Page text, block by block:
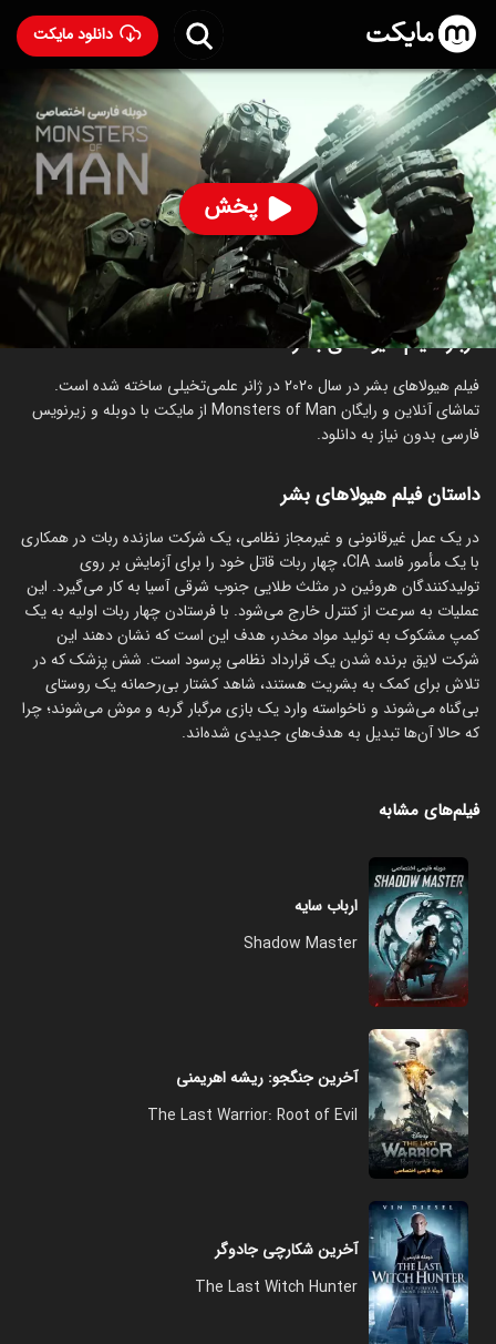
دانلود مایکت
پخش
فیلم هیولاهای بشر با دوبله فارسی
- Monsters of Man
2020
۲۰۴ 84% ۵.۴
ساخت استرالیا سال 2020
رده سنی ۱۸+
علمی‌تخیلی
درباره فیلم هیولاهای بشر
فیلم هیولاهای بشر در سال 2020 در ژانر علمی‌تخیلی ساخته شده است.
تماشای آنلاین و رایگان Monsters of Man از مایکت با دوبله و زیرنویس
فارسی بدون نیاز به دانلود.
داستان فیلم هیولاهای بشر
در یک عمل غیرقانونی و غیرمجاز نظامی، یک شرکت سازنده ربات در همکاری
با یک مأمور فاسد CIA، چهار ربات قاتل خود را برای آزمایش بر روی
تولیدکنندگان هروئین در مثلث طلایی جنوب شرقی آسیا به کار می‌گیرد. این
عملیات به سرعت از کنترل خارج می‌شود. با فرستادن چهار ربات اولیه به یک
کمپ مشکوک به تولید مواد مخدر، هدف این است که نشان دهند این
شرکت لایق برنده شدن یک قرارداد نظامی پرسود است. شش پزشک که در
تلاش برای کمک به بشریت هستند، شاهد کشتار بی‌رحمانه یک روستای
بی‌گناه می‌شوند و ناخواسته وارد یک بازی مرگبار گربه و موش می‌شوند؛ چرا
که حالا آن‌ها تبدیل به هدف‌های جدیدی شده‌اند.
فیلم‌های مشابه
ارباب سایه
Shadow Master
آخرین جنگجو: ریشه اهریمنی
The Last Warrior: Root of Evil
آخرین شکارچی جادوگر
The Last Witch Hunter